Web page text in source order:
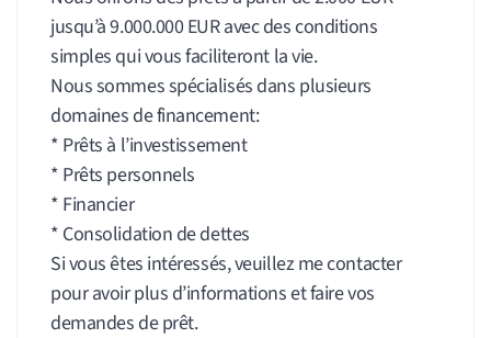
jusqu’à 9.000.000 EUR avec des conditions
simples qui vous faciliteront la vie.
Nous sommes spécialisés dans plusieurs
domaines de financement:
* Prêts à l’investissement
* Prêts personnels
* Financier
* Consolidation de dettes
Si vous êtes intéressés, veuillez me contacter
pour avoir plus d’informations et faire vos
demandes de prêt.